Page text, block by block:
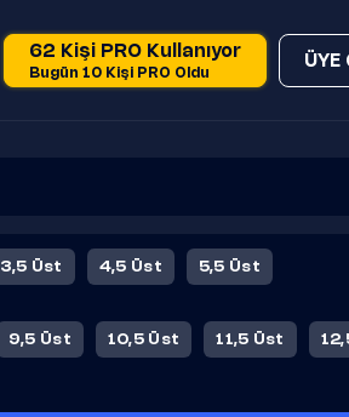
62 Kişi PRO Kullanıyor
Bugün 10 Kişi PRO Oldu
ÜYE
3,5 Üst 4,5 Üst 5,5 Üst
9,5 Üst 10,5 Üst 11,5 Üst